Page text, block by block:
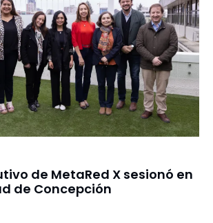
de MetaRed X sesionó en
de Concepción